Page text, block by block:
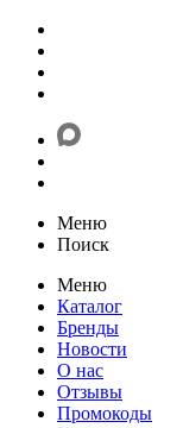
Меню
Поиск
Меню
Каталог
Бренды
Новости
О нас
Отзывы
Промокоды